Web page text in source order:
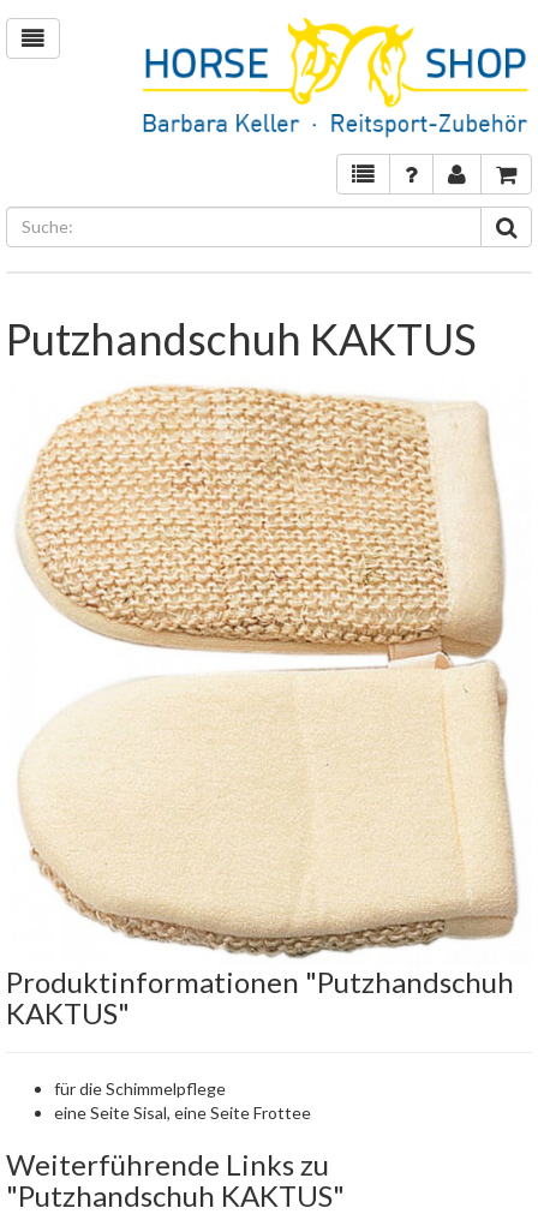
Putzhandschuh KAKTUS
Produktinformationen "Putzhandschuh
KAKTUS"
für die Schimmelpflege
eine Seite Sisal, eine Seite Frottee
Weiterführende Links zu
"Putzhandschuh KAKTUS"